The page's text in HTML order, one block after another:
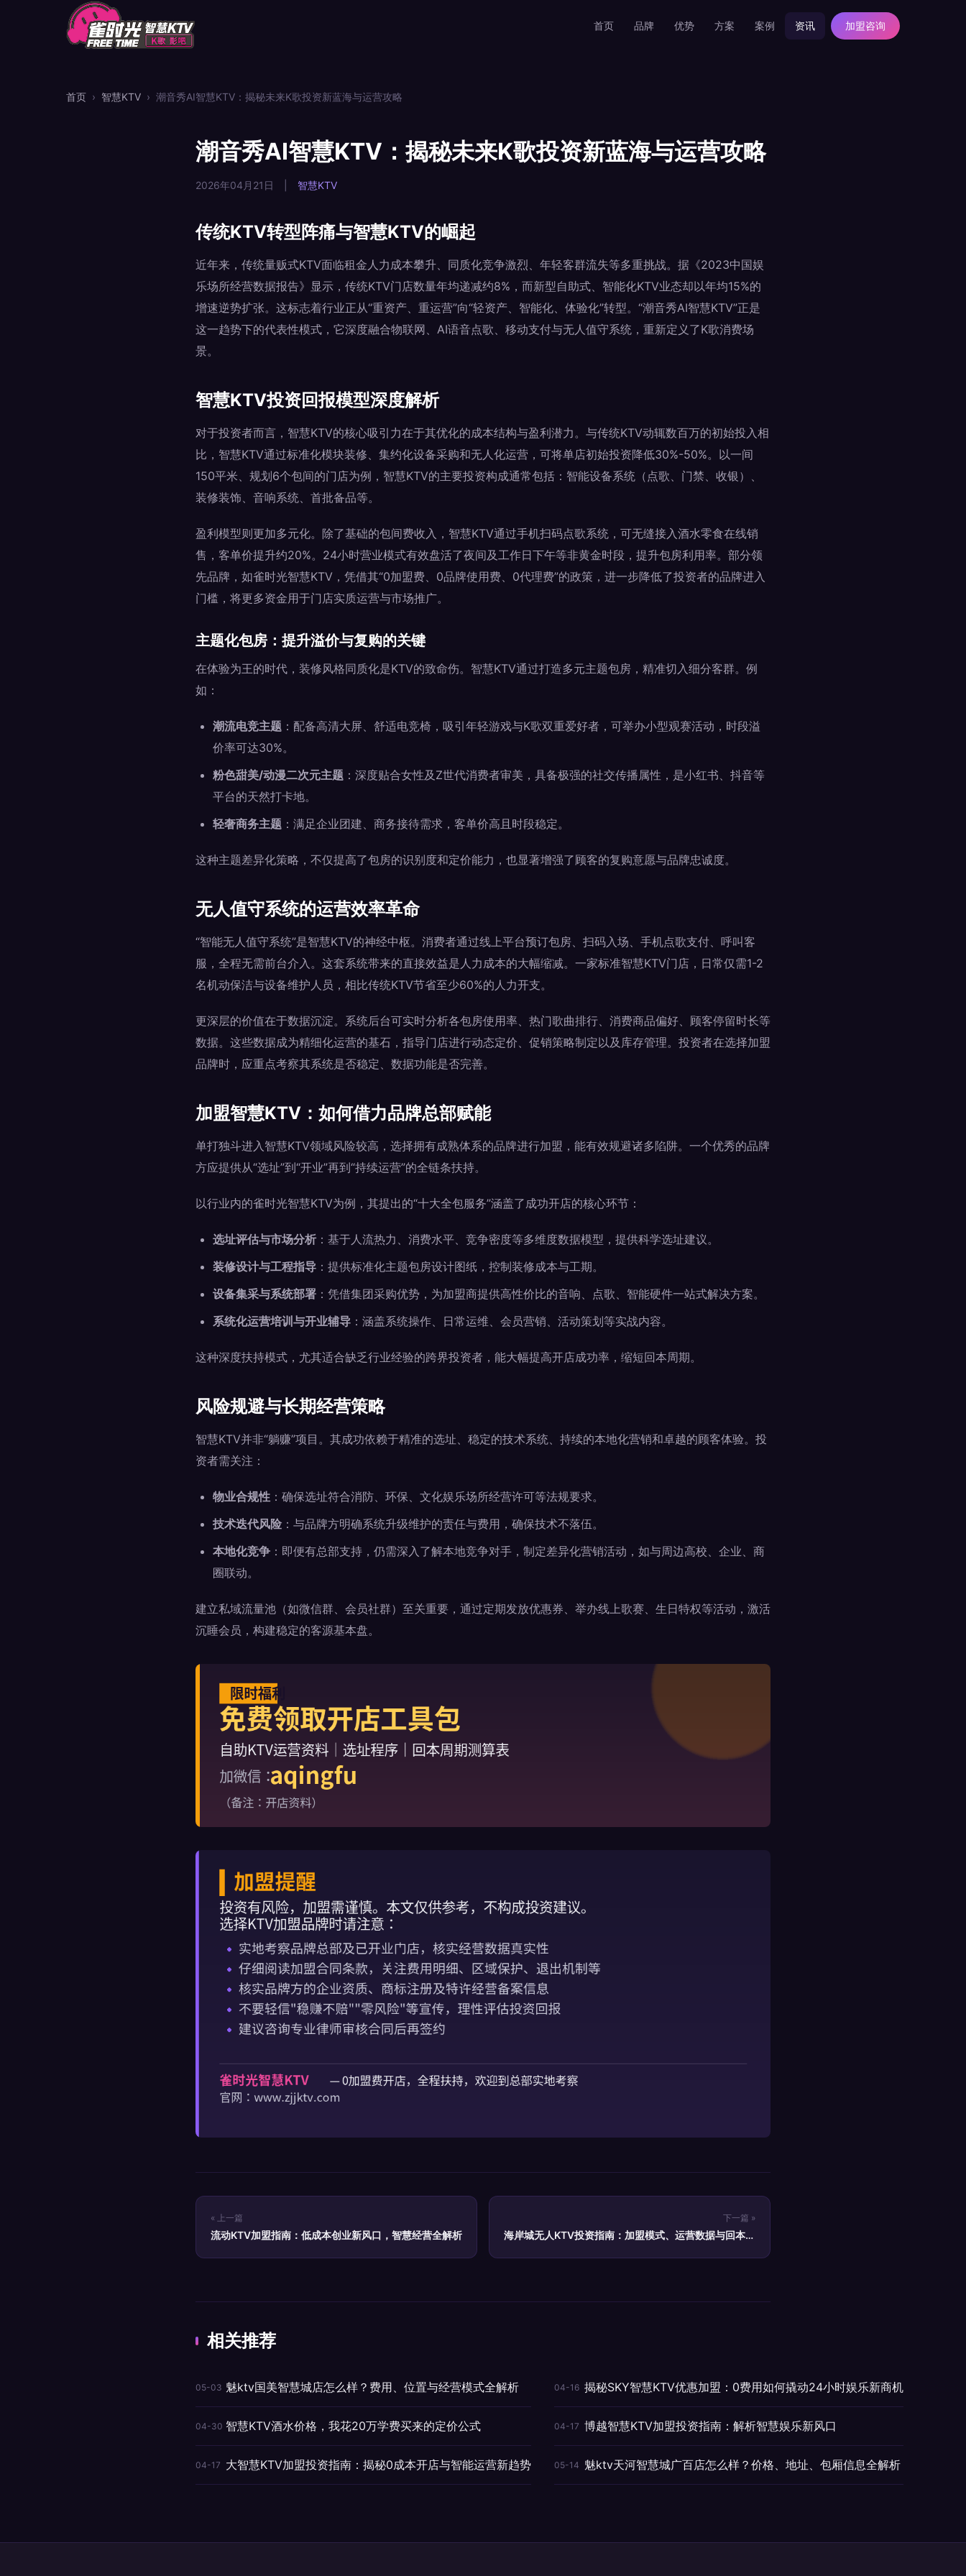
首页 品牌 优势 方案 案例 资讯 加盟咨询
首页 › 智慧KTV › 潮音秀AI智慧KTV：揭秘未来K歌投资新蓝海与运营攻略
潮音秀AI智慧KTV：揭秘未来K歌投资新蓝海与运营攻略
2026年04月21日 智慧KTV
传统KTV转型阵痛与智慧KTV的崛起
近年来，传统量贩式KTV面临租金人力成本攀升、同质化竞争激烈、年轻客群流失等多重挑战。据《2023中国娱
乐场所经营数据报告》显示，传统KTV门店数量年均递减约8%，而新型自助式、智能化KTV业态却以年均15%的
增速逆势扩张。这标志着行业正从“重资产、重运营”向“轻资产、智能化、体验化”转型。“潮音秀AI智慧KTV”正是
这一趋势下的代表性模式，它深度融合物联网、AI语音点歌、移动支付与无人值守系统，重新定义了K歌消费场
景。
智慧KTV投资回报模型深度解析
对于投资者而言，智慧KTV的核心吸引力在于其优化的成本结构与盈利潜力。与传统KTV动辄数百万的初始投入相
比，智慧KTV通过标准化模块装修、集约化设备采购和无人化运营，可将单店初始投资降低30%-50%。以一间
150平米、规划6个包间的门店为例，智慧KTV的主要投资构成通常包括：智能设备系统（点歌、门禁、收银）、
装修装饰、音响系统、首批备品等。
盈利模型则更加多元化。除了基础的包间费收入，智慧KTV通过手机扫码点歌系统，可无缝接入酒水零食在线销
售，客单价提升约20%。24小时营业模式有效盘活了夜间及工作日下午等非黄金时段，提升包房利用率。部分领
先品牌，如雀时光智慧KTV，凭借其“0加盟费、0品牌使用费、0代理费”的政策，进一步降低了投资者的品牌进入
门槛，将更多资金用于门店实质运营与市场推广。
主题化包房：提升溢价与复购的关键
在体验为王的时代，装修风格同质化是KTV的致命伤。智慧KTV通过打造多元主题包房，精准切入细分客群。例
如：
潮流电竞主题 ：配备高清大屏、舒适电竞椅，吸引年轻游戏与K歌双重爱好者，可举办小型观赛活动，时段溢
价率可达30%。
粉色甜美/动漫二次元主题 ：深度贴合女性及Z世代消费者审美，具备极强的社交传播属性，是小红书、抖音等
平台的天然打卡地。
轻奢商务主题 ：满足企业团建、商务接待需求，客单价高且时段稳定。
这种主题差异化策略，不仅提高了包房的识别度和定价能力，也显著增强了顾客的复购意愿与品牌忠诚度。
无人值守系统的运营效率革命
“智能无人值守系统”是智慧KTV的神经中枢。消费者通过线上平台预订包房、扫码入场、手机点歌支付、呼叫客
服，全程无需前台介入。这套系统带来的直接效益是人力成本的大幅缩减。一家标准智慧KTV门店，日常仅需1-2
名机动保洁与设备维护人员，相比传统KTV节省至少60%的人力开支。
更深层的价值在于数据沉淀。系统后台可实时分析各包房使用率、热门歌曲排行、消费商品偏好、顾客停留时长等
数据。这些数据成为精细化运营的基石，指导门店进行动态定价、促销策略制定以及库存管理。投资者在选择加盟
品牌时，应重点考察其系统是否稳定、数据功能是否完善。
加盟智慧KTV：如何借力品牌总部赋能
单打独斗进入智慧KTV领域风险较高，选择拥有成熟体系的品牌进行加盟，能有效规避诸多陷阱。一个优秀的品牌
方应提供从“选址”到“开业”再到“持续运营”的全链条扶持。
以行业内的雀时光智慧KTV为例，其提出的“十大全包服务”涵盖了成功开店的核心环节：
选址评估与市场分析 ：基于人流热力、消费水平、竞争密度等多维度数据模型，提供科学选址建议。
装修设计与工程指导 ：提供标准化主题包房设计图纸，控制装修成本与工期。
设备集采与系统部署 ：凭借集团采购优势，为加盟商提供高性价比的音响、点歌、智能硬件一站式解决方案。
系统化运营培训与开业辅导 ：涵盖系统操作、日常运维、会员营销、活动策划等实战内容。
这种深度扶持模式，尤其适合缺乏行业经验的跨界投资者，能大幅提高开店成功率，缩短回本周期。
风险规避与长期经营策略
智慧KTV并非“躺赚”项目。其成功依赖于精准的选址、稳定的技术系统、持续的本地化营销和卓越的顾客体验。投
资者需关注：
物业合规性 ：确保选址符合消防、环保、文化娱乐场所经营许可等法规要求。
技术迭代风险 ：与品牌方明确系统升级维护的责任与费用，确保技术不落伍。
本地化竞争 ：即便有总部支持，仍需深入了解本地竞争对手，制定差异化营销活动，如与周边高校、企业、商
圈联动。
建立私域流量池（如微信群、会员社群）至关重要，通过定期发放优惠券、举办线上歌赛、生日特权等活动，激活
沉睡会员，构建稳定的客源基本盘。
« 上一篇
流动KTV加盟指南：低成本创业新风口，智慧经营全解析
下一篇 »
海岸城无人KTV投资指南：加盟模式、运营数据与回本分
相关推荐
05-03 魅ktv国美智慧城店怎么样？费用、位置与经营模式全解析 04-16 揭秘SKY智慧KTV优惠加盟：0费用如何撬动24小时娱乐新商机
04-30 智慧KTV酒水价格，我花20万学费买来的定价公式 04-17 博越智慧KTV加盟投资指南：解析智慧娱乐新风口
04-17 大智慧KTV加盟投资指南：揭秘0成本开店与智能运营新趋势 05-14 魅ktv天河智慧城广百店怎么样？价格、地址、包厢信息全解析